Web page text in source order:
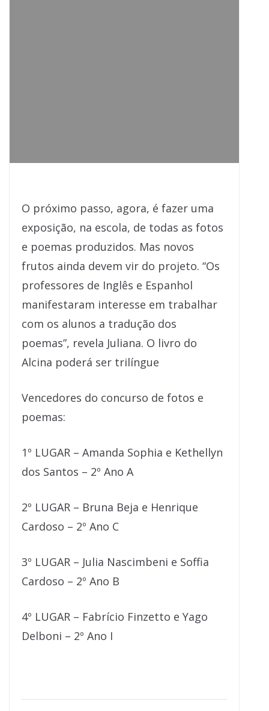
O próximo passo, agora, é fazer uma
exposição, na escola, de todas as fotos
e poemas produzidos. Mas novos
frutos ainda devem vir do projeto. “Os
professores de Inglês e Espanhol
manifestaram interesse em trabalhar
com os alunos a tradução dos
poemas”, revela Juliana. O livro do
Alcina poderá ser trilíngue
Vencedores do concurso de fotos e
poemas:
1º LUGAR – Amanda Sophia e Kethellyn
dos Santos – 2º Ano A
2º LUGAR – Bruna Beja e Henrique
Cardoso – 2º Ano C
3º LUGAR – Julia Nascimbeni e Soffia
Cardoso – 2º Ano B
4º LUGAR – Fabrício Finzetto e Yago
Delboni – 2º Ano I